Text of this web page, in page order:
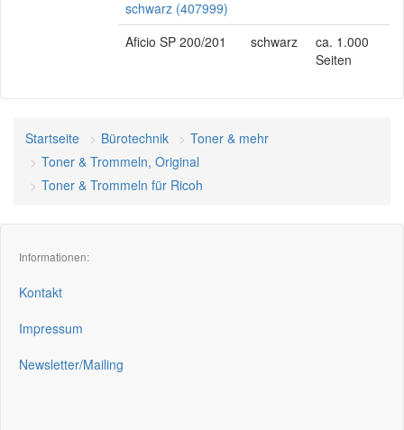
schwarz (407999)
Aficio SP 200/201
schwarz
ca. 1.000
Seiten
Startseite Bürotechnik
Toner & mehr
Toner & Trommeln, Original
Toner & Trommeln für Ricoh
Informationen:
Kontakt
Impressum
Newsletter/Mailing